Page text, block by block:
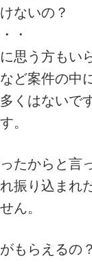
ないの？
・
思う方もい
ど案件の中
くはないで
。
たからと言
振り込まれ
ん。
もらえるの